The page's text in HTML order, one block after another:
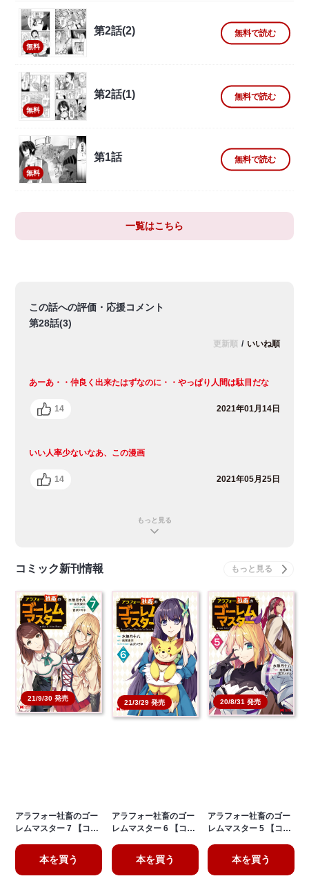
無料
第2話(2) 無料で読む
無料
第2話(1) 無料で読む
無料
第1話 無料で読む
一覧はこちら
この話への評価・応援コメント
第28話(3)
更新順 / いいね順
あーあ・・仲良く出来たはずなのに・・やっぱり人間は駄目だな
14 2021年01月14日
いい人率少ないなあ、この漫画
14 2021年05月25日
もっと見る
コミック新刊情報
21/9/30 発売
アラフォー社畜のゴー
レムマスター 7 【コ…
本を買う
21/3/29 発売
アラフォー社畜のゴー
レムマスター 6 【コ…
本を買う
20/8/31 発売
アラフォー社畜のゴー
レムマスター 5 【コ…
本を買う